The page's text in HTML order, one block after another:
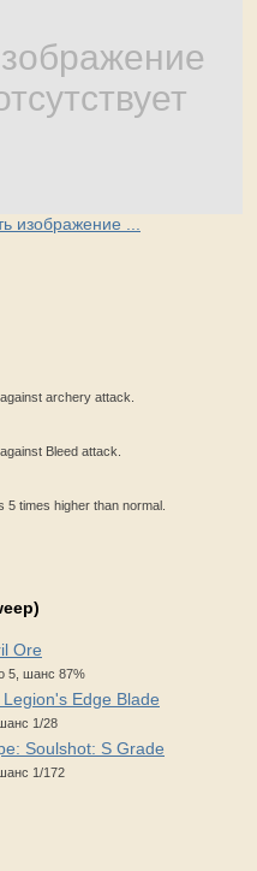
изображение ...
archery attack.
Bleed attack.
5 times higher than normal.
Ore
5, шанс 87%
Legion's Edge Blade
1/28
Soulshot: S Grade
1/172